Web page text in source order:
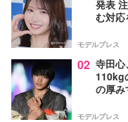
発表
む対応
モデルプレス
02 寺田
110kg
の厚
モデルプレス